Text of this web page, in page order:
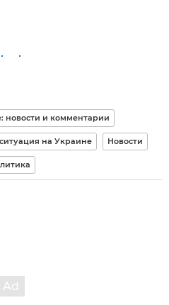
новости и комментарии
на Украине Новости